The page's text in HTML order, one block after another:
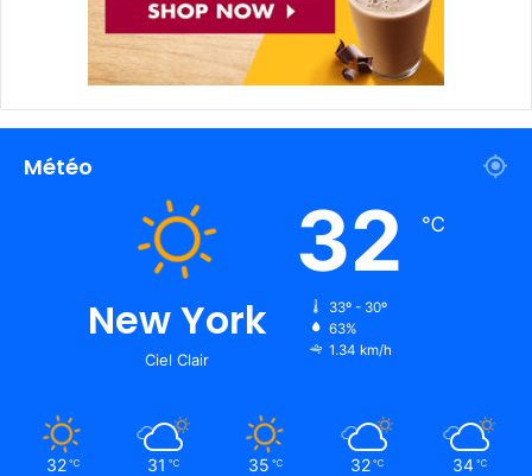
Météo
New York
Ciel Clair
32 ℃
33º - 30º
63%
1.34 km/h
32 ℃ 31 ℃ 35 ℃ 32 ℃ 34 ℃